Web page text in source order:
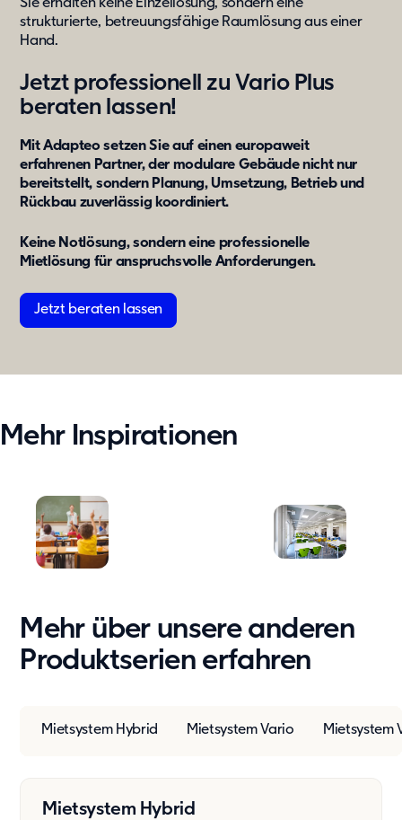
strukturierte, betreuungsfähige Raumlösung aus einer
Hand.
Jetzt professionell zu Vario Plus
beraten lassen!
Mit Adapteo setzen Sie auf einen europaweit
erfahrenen Partner, der modulare Gebäude nicht nur
bereitstellt, sondern Planung, Umsetzung, Betrieb und
Rückbau zuverlässig koordiniert.
Keine Notlösung, sondern eine professionelle
Mietlösung für anspruchsvolle Anforderungen.
Jetzt beraten lassen
Mehr Inspirationen
Mehr über unsere anderen
Produktserien erfahren
Mietsystem Hybrid Mietsystem Vario Mietsystem
Mietsystem Hybrid